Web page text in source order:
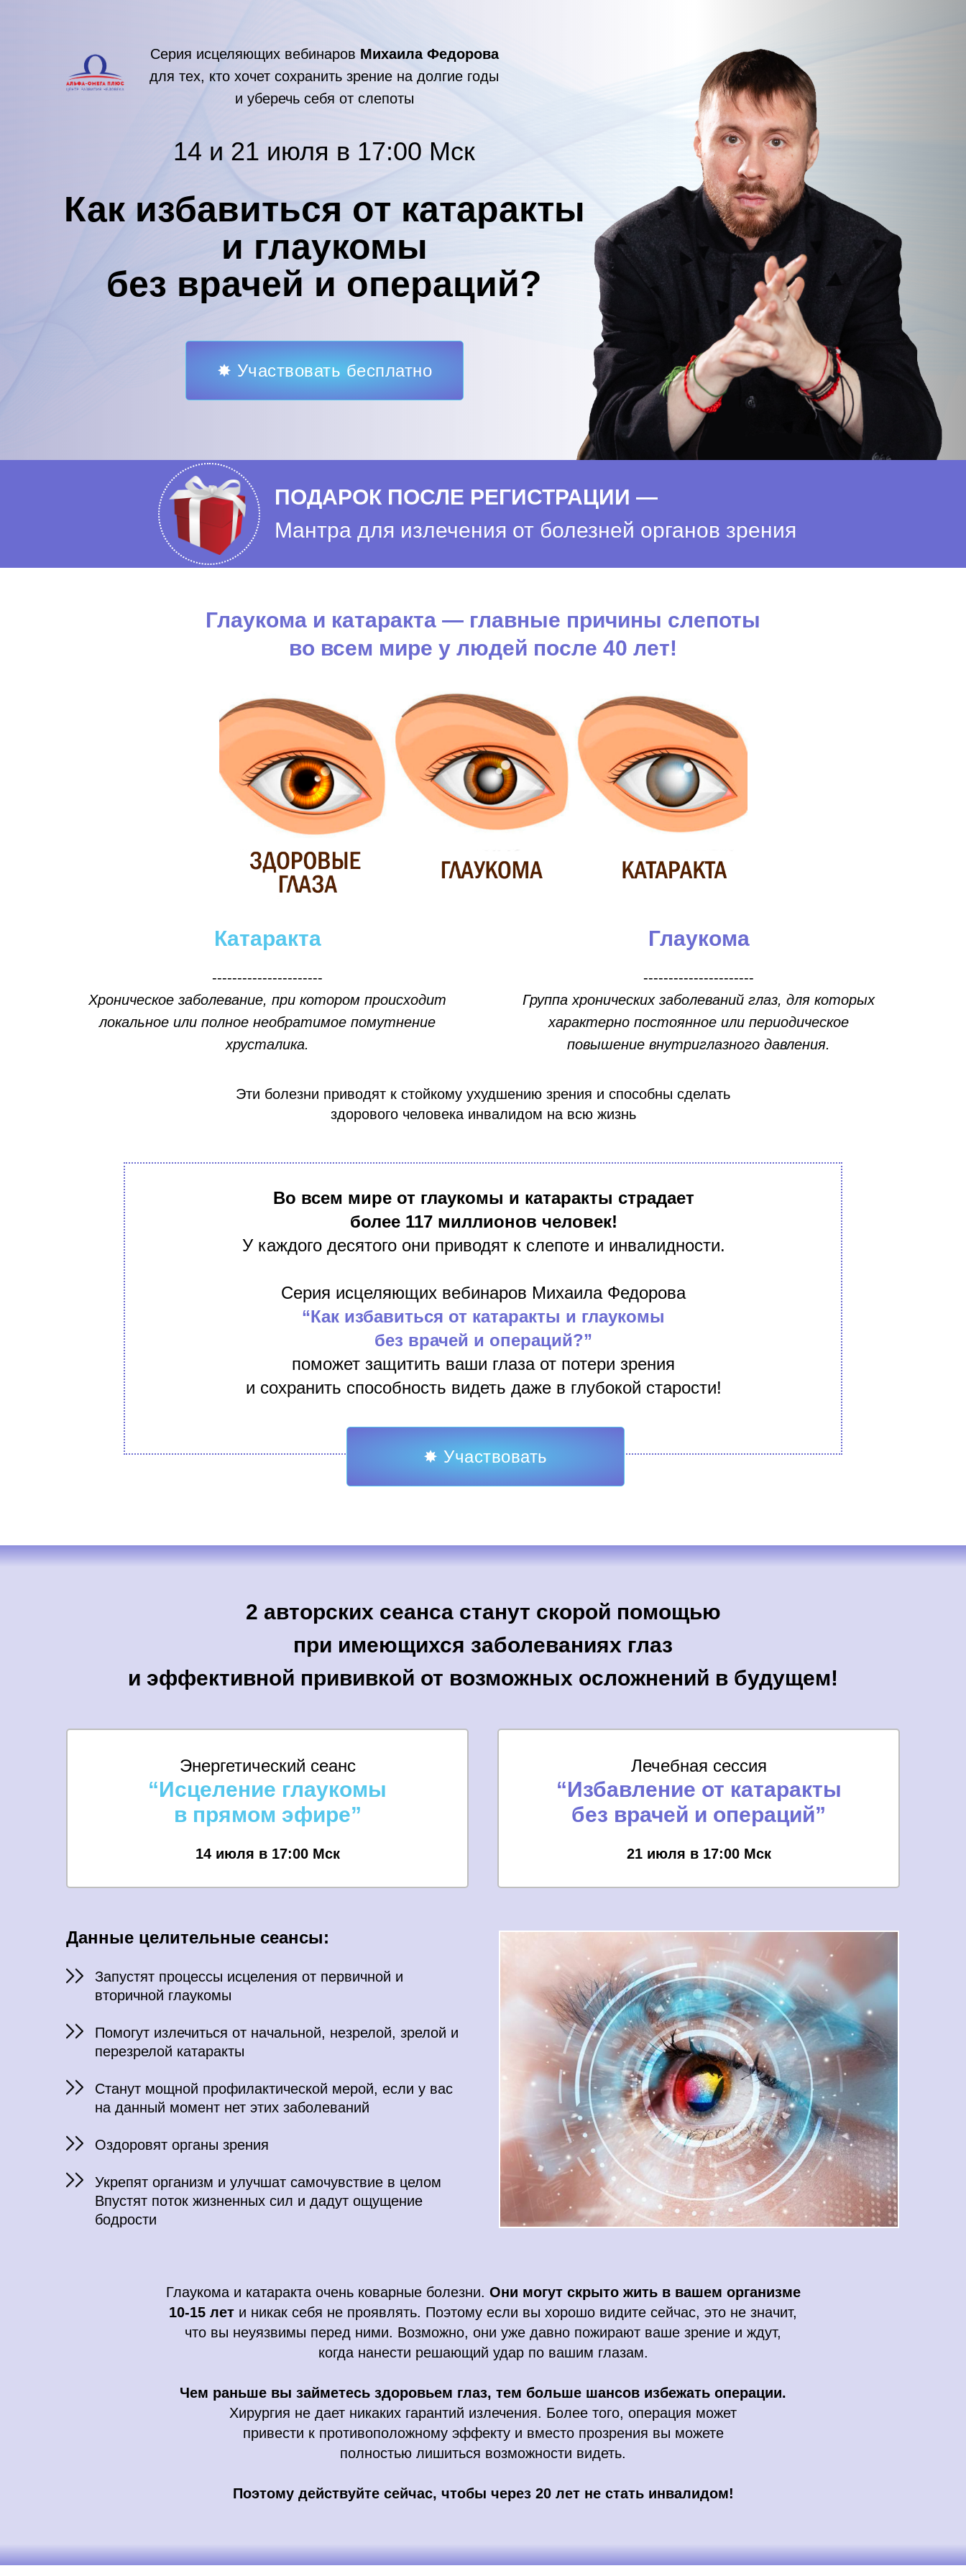
Серия исцеляющих вебинаров Михаила Федорова
для тех, кто хочет сохранить зрение на долгие годы
и уберечь себя от слепоты
Как избавиться от катаракты
и глаукомы
без врачей и операций?
14 и 21 июля в 17:00 Мск
✸ Участвовать бесплатно
ПОДАРОК ПОСЛЕ РЕГИСТРАЦИИ —
Мантра для излечения от болезней органов зрения
Глаукома и катаракта — главные причины слепоты
во всем мире у людей после 40 лет!
Катаракта
----------------------
Хроническое заболевание, при котором происходит
локальное или полное необратимое помутнение
хрусталика.
Глаукома
----------------------
Группа хронических заболеваний глаз, для которых
характерно постоянное или периодическое
повышение внутриглазного давления.
Эти болезни приводят к стойкому ухудшению зрения и способны сделать
здорового человека инвалидом на всю жизнь
Во всем мире от глаукомы и катаракты страдает
более 117 миллионов человек!
У каждого десятого они приводят к слепоте и инвалидности.
Серия исцеляющих вебинаров Михаила Федорова
“Как избавиться от катаракты и глаукомы
без врачей и операций?”
поможет защитить ваши глаза от потери зрения
и сохранить способность видеть даже в глубокой старости!
✸ Участвовать
2 авторских сеанса станут скорой помощью
при имеющихся заболеваниях глаз
и эффективной прививкой от возможных осложнений в будущем!
Энергетический сеанс
“Исцеление глаукомы
в прямом эфире”
14 июля в 17:00 Мск
Лечебная сессия
“Избавление от катаракты
без врачей и операций”
21 июля в 17:00 Мск
Данные целительные сеансы:
Запустят процессы исцеления от первичной и
вторичной глаукомы
Помогут излечиться от начальной, незрелой, зрелой и
перезрелой катаракты
Станут мощной профилактической мерой, если у вас
на данный момент нет этих заболеваний
Оздоровят органы зрения
Укрепят организм и улучшат самочувствие в целом
Впустят поток жизненных сил и дадут ощущение
бодрости
Глаукома и катаракта очень коварные болезни. Они могут скрыто жить в вашем организме
10-15 лет и никак себя не проявлять. Поэтому если вы хорошо видите сейчас, это не значит,
что вы неуязвимы перед ними. Возможно, они уже давно пожирают ваше зрение и ждут,
когда нанести решающий удар по вашим глазам.
Чем раньше вы займетесь здоровьем глаз, тем больше шансов избежать операции.
Хирургия не дает никаких гарантий излечения. Более того, операция может
привести к противоположному эффекту и вместо прозрения вы можете
полностью лишиться возможности видеть.
Поэтому действуйте сейчас, чтобы через 20 лет не стать инвалидом!